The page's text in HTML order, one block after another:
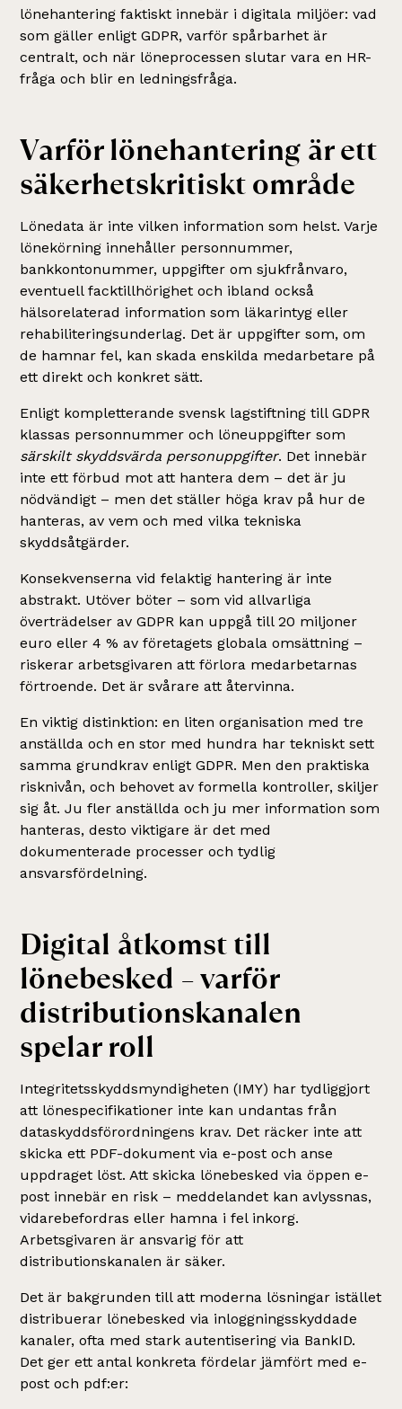
lönehantering faktiskt innebär i digitala miljöer: vad
som gäller enligt GDPR, varför spårbarhet är
centralt, och när löneprocessen slutar vara en HR-
fråga och blir en ledningsfråga.
Varför lönehantering är ett
säkerhetskritiskt område
Lönedata är inte vilken information som helst. Varje
lönekörning innehåller personnummer,
bankkontonummer, uppgifter om sjukfrånvaro,
eventuell facktillhörighet och ibland också
hälsorelaterad information som läkarintyg eller
rehabiliteringsunderlag. Det är uppgifter som, om
de hamnar fel, kan skada enskilda medarbetare på
ett direkt och konkret sätt.
Enligt kompletterande svensk lagstiftning till GDPR
klassas personnummer och löneuppgifter som
särskilt skyddsvärda personuppgifter. Det innebär
inte ett förbud mot att hantera dem – det är ju
nödvändigt – men det ställer höga krav på hur de
hanteras, av vem och med vilka tekniska
skyddsåtgärder.
Konsekvenserna vid felaktig hantering är inte
abstrakt. Utöver böter – som vid allvarliga
överträdelser av GDPR kan uppgå till 20 miljoner
euro eller 4 % av företagets globala omsättning –
riskerar arbetsgivaren att förlora medarbetarnas
förtroende. Det är svårare att återvinna.
En viktig distinktion: en liten organisation med tre
anställda och en stor med hundra har tekniskt sett
samma grundkrav enligt GDPR. Men den praktiska
risknivån, och behovet av formella kontroller, skiljer
sig åt. Ju fler anställda och ju mer information som
hanteras, desto viktigare är det med
dokumenterade processer och tydlig
ansvarsfördelning.
Digital åtkomst till
lönebesked – varför
distributionskanalen
spelar roll
Integritetsskyddsmyndigheten (IMY) har tydliggjort
att lönespecifikationer inte kan undantas från
dataskyddsförordningens krav. Det räcker inte att
skicka ett PDF-dokument via e-post och anse
uppdraget löst. Att skicka lönebesked via öppen e-
post innebär en risk – meddelandet kan avlyssnas,
vidarebefordras eller hamna i fel inkorg.
Arbetsgivaren är ansvarig för att
distributionskanalen är säker.
Det är bakgrunden till att moderna lösningar istället
distribuerar lönebesked via inloggningsskyddade
kanaler, ofta med stark autentisering via BankID.
Det ger ett antal konkreta fördelar jämfört med e-
post och pdf:er: